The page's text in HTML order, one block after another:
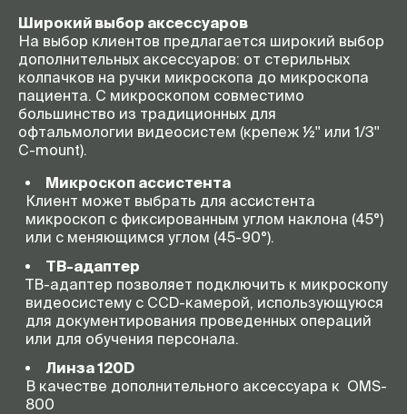
Широкий выбор аксессуаров
На выбор клиентов предлагается широкий выбор
дополнительных аксессуаров: от стерильных
колпачков на ручки микроскопа до микроскопа
пациента. С микроскопом совместимо
большинство из традиционных для
офтальмологии видеосистем (крепеж ½'' или 1/3''
С-mount).
Микроскоп ассистента
Клиент может выбрать для ассистента
микроскоп с фиксированным углом наклона (45°)
или с меняющимся углом (45-90°).
ТВ-адаптер
ТВ-адаптер позволяет подключить к микроскопу
видеосистему с CCD-камерой, использующуюся
для документирования проведенных операций
или для обучения персонала.
Линза 120D
В качестве дополнительного аксессуара к OMS-
800